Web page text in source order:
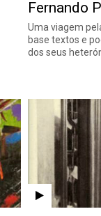
Fernando
Uma viagem
base textos e
dos seus